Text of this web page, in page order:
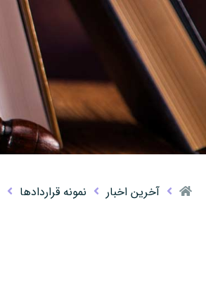
آخرین اخبار نمونه قراردادها